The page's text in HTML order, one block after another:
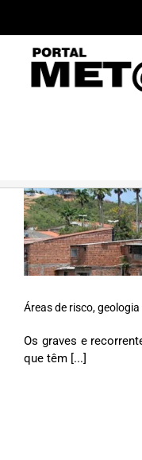
conteúdo
Áreas de risco,
Os graves e
que têm [...]